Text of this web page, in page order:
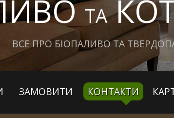
ТА
ВСЕ ПРО БІОПАЛИВО ТА
ЗАМОВИТИ КОНТАКТИ